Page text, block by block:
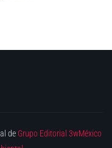
de Grupo Editorial 3wMéxico